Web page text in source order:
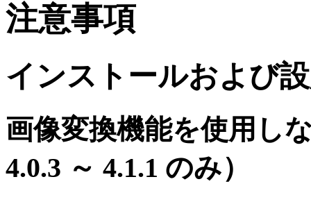
注意事項
インストールおよび
画像変換機能を使用し
4.0.3 ～ 4.1.1 のみ）